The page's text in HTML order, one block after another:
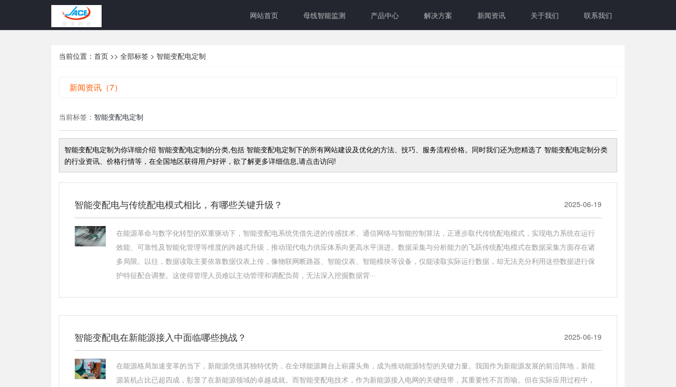
网站首页 母线智能监测 产品中心 解决方案 新闻资讯 关于我们 联系我们
当前位置： 首页 >> 全部标签 > 智能变配电定制
新闻资讯（7）
当前标签： 智能变配电定制
智能变配电定制为你详细介绍 智能变配电定制的分类,包括 智能变配电定制下的所有网站建设及优化的方法、技巧、服务流程价格。同时我们还为您精选了 智能变配电定制分类
的行业资讯、价格行情等，在全国地区获得用户好评，欲了解更多详细信息,请点击访问!
智能变配电与传统配电模式相比，有哪些关键升级？ 2025-06-19
在能源革命与数字化转型的双重驱动下，智能变配电系统凭借先进的传感技术、通信网络与智能控制算法，正逐步取代传统配电模式，实现电力系统在运行
效能、可靠性及智能化管理等维度的跨越式升级，推动现代电力供应体系向更高水平演进。数据采集与分析能力的飞跃传统配电模式在数据采集方面存在诸
多局限。以往，数据读取主要依靠数据仪表上传，像物联网断路器、智能仪表、智能模块等设备，仅能读取实际运行数据，却无法充分利用这些数据进行保
护特征配合调整。这使得管理人员难以主动管理和调配负荷，无法深入挖掘数据背···
智能变配电在新能源接入中面临哪些挑战？ 2025-06-19
在能源格局加速变革的当下，新能源凭借其独特优势，在全球能源舞台上崭露头角，成为推动能源转型的关键力量。我国作为新能源发展的前沿阵地，新能
源装机占比已超四成，彰显了在新能源领域的卓越成就。而智能变配电技术，作为新能源接入电网的关键纽带，其重要性不言而喻。但在实际应用过程中，